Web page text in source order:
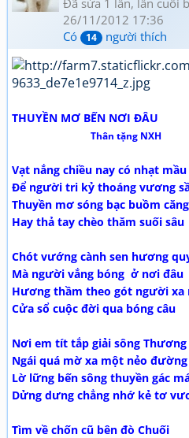
Đã sửa 1 lần, lần cuối
26/11/2012 17:36
Có
14 người thích
THUYỀN MƠ BẾN NƠI
Thân tặng NXH
Vạt nắng chiều nay có nhạt mầu
Để người tri kỷ thoáng vương
Thuyền mơ sóng bạc buồm
Hay thả tay chèo thăm suối sâu
Chót vướng cành sen hương
Mà người vắng bóng ở nơi đâu
Hương thầm theo gót người xa
Cửa sổ cuộc đời qua bóng câu
Nơi em tít tắp giải sông Thương
Ngái quá mờ xa một nẻo đường
Lờ lững bến sông thuyền gác
Dửng dưng chẳng nhớ kẻ tơ
Tìm về chốn cũ bên đò Chuối